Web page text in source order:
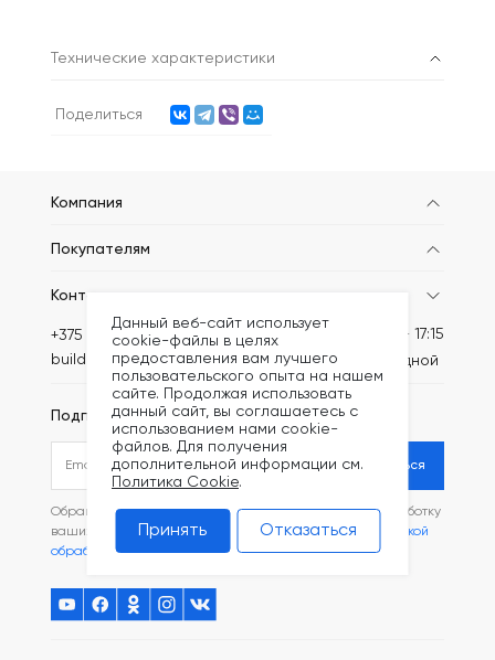
Технические характеристики
Поделиться
Компания
Покупателям
Контакты
+375 (44) 749-20-46
build@kronex-company.by
Пн-Пт: 8:30 - 17:15
Сб-вс: выходной
Подписаться на рассылку
Подписаться
Обращаясь в наш магазин, вы даете согласие на обработку
ваших
персональных данных и соглашаетесь с
Политикой
обработки файлов Cookie.
Данный веб-сайт использует
cookie-файлы в целях
предоставления вам лучшего
пользовательского опыта на нашем
сайте. Продолжая использовать
данный сайт, вы соглашаетесь с
использованием нами cookie-
файлов. Для получения
дополнительной информации см.
Политика Cookie.
Принять Отказаться